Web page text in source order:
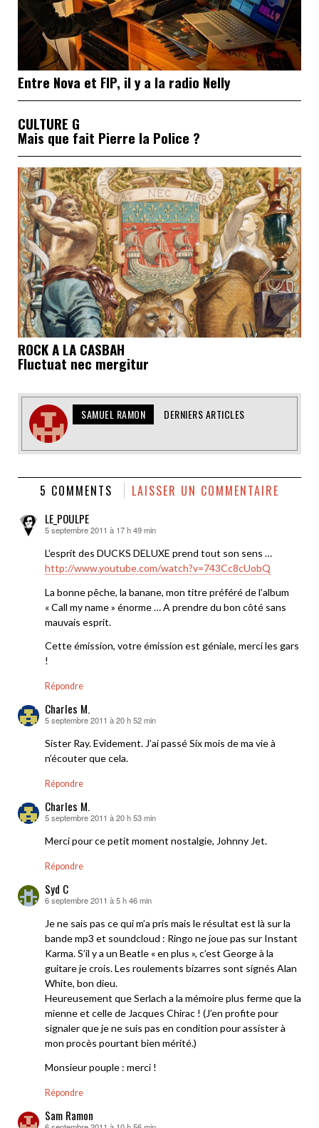
Entre Nova et FIP, il y a la radio Nelly
CULTURE G
Mais que fait Pierre la Police ?
ROCK A LA CASBAH
Fluctuat nec mergitur
SAMUEL RAMON DERNIERS ARTICLES
5 COMMENTS LAISSER UN COMMENTAIRE
LE_POULPE
dit :
5 septembre 2011 à 17 h 49 min
L’esprit des DUCKS DELUXE prend tout son sens …
http://www.youtube.com/watch?v=743Cc8cUobQ
La bonne pêche, la banane, mon titre préféré de l’album
« Call my name » énorme … A prendre du bon côté sans
mauvais esprit.
Cette émission, votre émission est géniale, merci les gars
!
Répondre
Charles M.
dit :
5 septembre 2011 à 20 h 52 min
Sister Ray. Evidement. J’ai passé Six mois de ma vie à
n’écouter que cela.
Répondre
Charles M.
dit :
5 septembre 2011 à 20 h 53 min
Merci pour ce petit moment nostalgie, Johnny Jet.
Répondre
Syd C
dit :
6 septembre 2011 à 5 h 46 min
Je ne sais pas ce qui m’a pris mais le résultat est là sur la
bande mp3 et soundcloud : Ringo ne joue pas sur Instant
Karma. S’il y a un Beatle « en plus », c’est George à la
guitare je crois. Les roulements bizarres sont signés Alan
White, bon dieu.
Heureusement que Serlach a la mémoire plus ferme que la
mienne et celle de Jacques Chirac ! (J’en profite pour
signaler que je ne suis pas en condition pour assister à
mon procès pourtant bien mérité.)
Monsieur pouple : merci !
Répondre
Sam Ramon